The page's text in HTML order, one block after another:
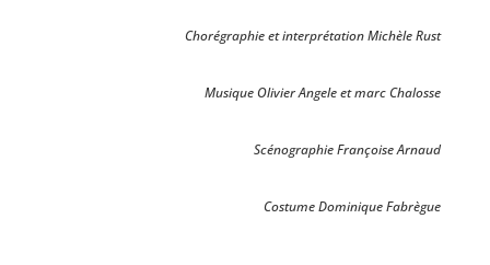
Chorégraphie et interprétation Michèle Rust
Musique Olivier Angele et marc Chalosse
Scénographie Françoise Arnaud
Costume Dominique Fabrègue